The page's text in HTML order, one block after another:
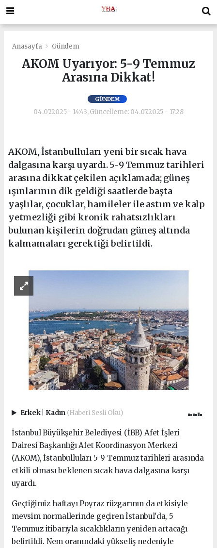
Anasayfa Gündem
AKOM Uyarıyor: 5-9 Temmuz
Arasına Dikkat!
GÜNDEM
04.07.2025 - 14:43, Güncelleme: 04.07.2025 - 17:28
AKOM, İstanbulluları yeni bir sıcak hava
dalgasına karşı uyardı. 5-9 Temmuz tarihleri
arasına dikkat çekilen açıklamada; güneş
ışınlarının dik geldiği saatlerde başta
yaşlılar, çocuklar, hamileler ile astım ve kalp
yetmezliği gibi kronik rahatsızlıkları
bulunan kişilerin doğrudan güneş altında
kalmamaları gerektiği belirtildi.
Erkek Kadın (Haberi Sesli Oku)
İstanbul Büyükşehir Belediyesi (İBB) Afet İşleri
Dairesi Başkanlığı Afet Koordinasyon Merkezi
(AKOM), İstanbulluları 5-9 Temmuz tarihleri arasında
etkili olması beklenen sıcak hava dalgasına karşı
uyardı.
Geçtiğimiz haftayı Poyraz rüzgarının da etkisiyle
mevsim normallerinde geçiren İstanbul'da, 5
Temmuz itibarıyla sıcaklıkların yeniden artacağı
belirtildi. Nem oranındaki yükseliş nedeniyle